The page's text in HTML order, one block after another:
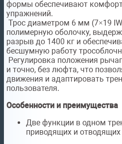
формы обеспечивают
упражнений.
Трос диаметром 6 мм (7×19
полимерную оболочку,
разрыв до 1400 кг и
бесшумную работу
Регулировка положения
и точно, без люфта, что
движения и адаптировать
пользователя.
Особенности и преимущества
Две функции в одном
приводящих и